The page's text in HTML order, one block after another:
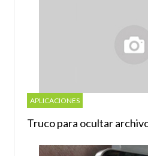
APLICACIONES
Truco para ocultar